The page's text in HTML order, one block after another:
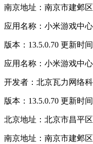
南京地址：南京市建邺
应用名称：小米游戏中心
版本：13.5.0.70 更新时
应用名称：小米游戏中心
开发者：北京瓦力网络
版本：13.5.0.70 更新时
北京地址：北京市昌平
南京地址：南京市建邺